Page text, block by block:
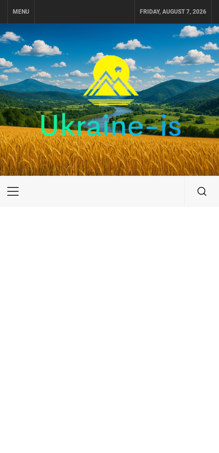
MENU FRIDAY, AUGUST 7, 2026
UKRAINE-IS
ПОДОРОЖI ПО УКРАЇНІ
Primary